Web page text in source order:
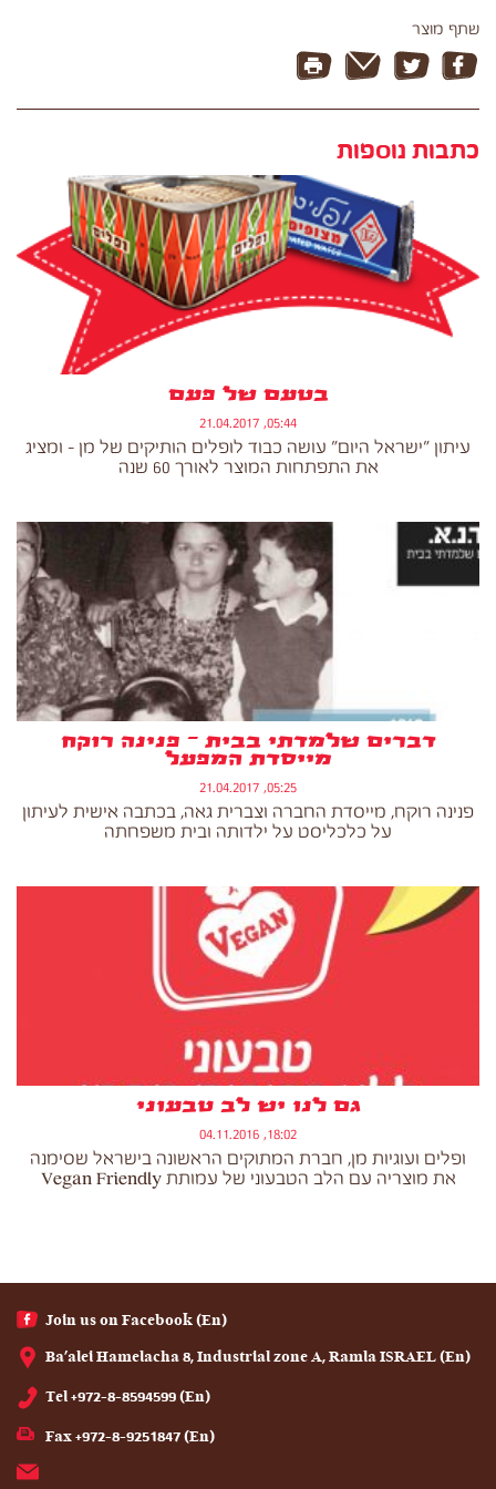
שתף מוצר
כתבות נוספות
בטעם של פעם
05:44, 21.04.2017
עיתון "ישראל היום" עושה כבוד לופלים הותיקים של מן - ומציג
את התפתחות המוצר לאורך 60 שנה
דברים שלמדתי בבית – פנינה רוקח
מייסדת המפעל
05:25, 21.04.2017
פנינה רוקח, מייסדת החברה וצברית גאה, בכתבה אישית לעיתון
על כלכליסט על ילדותה ובית משפחתה
גם לנו יש לב טבעוני
18:02, 04.11.2016
ופלים ועוגיות מן, חברת המתוקים הראשונה בישראל שסימנה
את מוצריה עם הלב הטבעוני של עמותת Vegan Friendly
(En) Join us on Facebook
(En) Ba'alei Hamelacha 8, Industrial zone A, Ramla ISRAEL
(En) Tel +972-8-8594599
(En) Fax +972-8-9251847